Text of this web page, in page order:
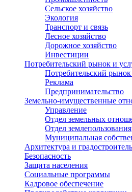
Сельское хозяйство
Экология
Транспорт и связь
Лесное хозяйство
Дорожное хозяйство
Инвестиции
Потребительский рынок и
Потребительский рынок
Реклама
Предпринимательство
Земельно-имущественные
Управление
Отдел земельных
Отдел землепользования
Муниципальная
Архитектура и
Безопасность
Защита населения
Социальные программы
Кадровое обеспечение